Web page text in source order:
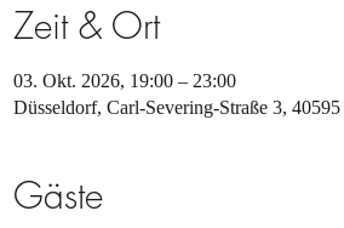
Zeit & Ort
03. Okt. 2026, 19:00 – 23:00
Düsseldorf, Carl-Severing-Straße 3,
Gäste